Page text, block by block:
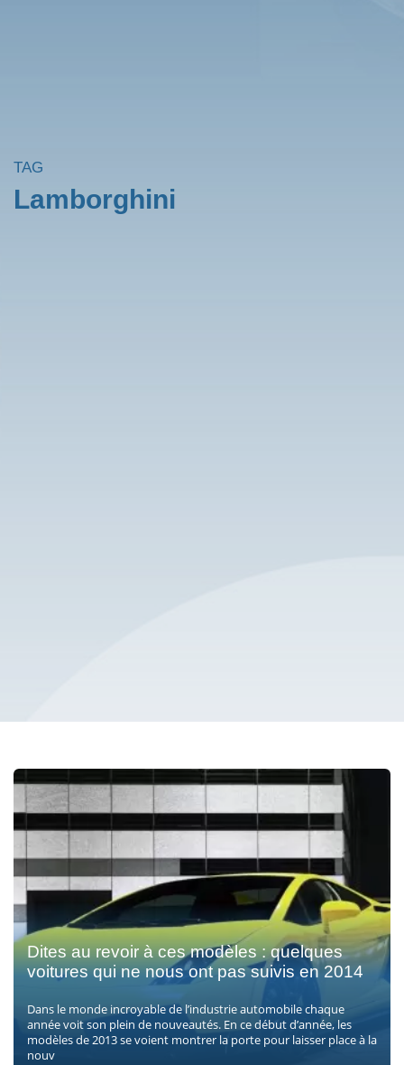
TAG
Lamborghini
Dites au revoir à ces modèles : quelques
voitures qui ne nous ont pas suivis en 2014
Dans le monde incroyable de l’industrie automobile chaque
année voit son plein de nouveautés. En ce début d’année, les
modèles de 2013 se voient montrer la porte pour laisser place à la
nouv